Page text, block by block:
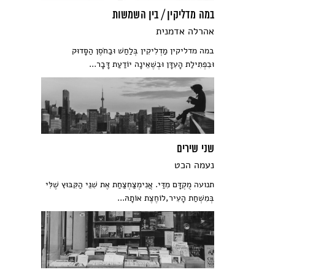
במה מדליקין / בין השמשות
אהרלה אדמנית
במה מדליקין מַדְלִיקִין בְּלַחַשׁ וּבַחֹסֶן הַסָּדוּק
וּבִפְתִילַת הָעִדָּן וּבְשֶׁאֵינָה יוֹדַעַת דָּבָר...
שני שירים
נעמה הכט
תנועה מֻקְדָּם מִדַּי. אֲנִימְצַחְצַחַת אֶת שִׁנֵּי הַקִּבּוּץ שֶׁלִּי
בְּמִשְׁחַת הָעִיר,לוֹחֶצֶת אוֹתָהּ...